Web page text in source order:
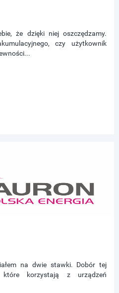
że dzięki niej oszczędzamy.
czy użytkownik
na dwie stawki. Dobór tej
korzystają z urządzeń